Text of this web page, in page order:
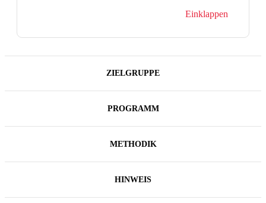
Einklappen
ZIELGRUPPE
PROGRAMM
METHODIK
HINWEIS